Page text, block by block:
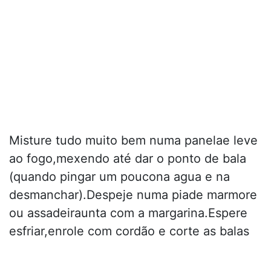
Misture tudo muito bem numa panelae leve
ao fogo,mexendo até dar o ponto de bala
(quando pingar um poucona agua e na
desmanchar).Despeje numa piade marmore
ou assadeiraunta com a margarina.Espere
esfriar,enrole com cordão e corte as balas